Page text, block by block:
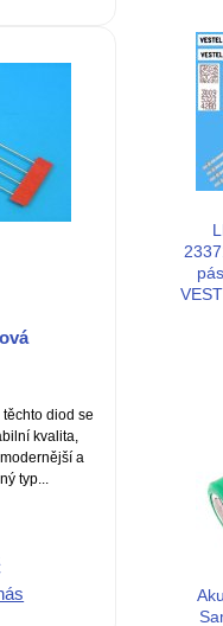
diod se
kvalita,
a
typ...